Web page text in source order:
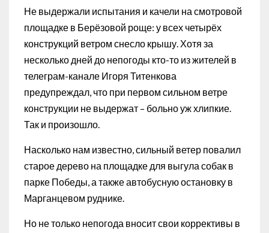
Не выдержали испытания и качели на смотровой
площадке в Берёзовой роще: у всех четырёх
конструкций ветром снесло крышу. Хотя за
несколько дней до непогоды кто-то из жителей в
телеграм-канале Игоря Титенкова
предупреждал, что при первом сильном ветре
конструкции не выдержат – больно уж хлипкие.
Так и произошло.
Насколько нам известно, сильный ветер повалил
старое дерево на площадке для выгула собак в
парке Победы, а также автобусную остановку в
Марганцевом руднике.
Но не только непогода вносит свои коррективы в